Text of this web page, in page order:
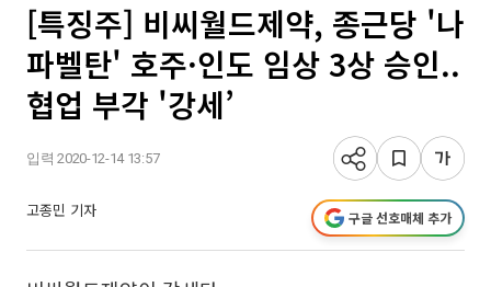
[특징주] 비씨월드제약, 종근당 '나
파벨탄' 호주·인도 임상 3상 승인..
협업 부각 '강세’
입력 2020-12-14 13:57
고종민 기자 구글 선호매체 추가